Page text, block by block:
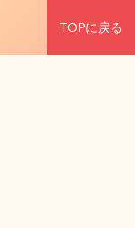
TOPに戻る